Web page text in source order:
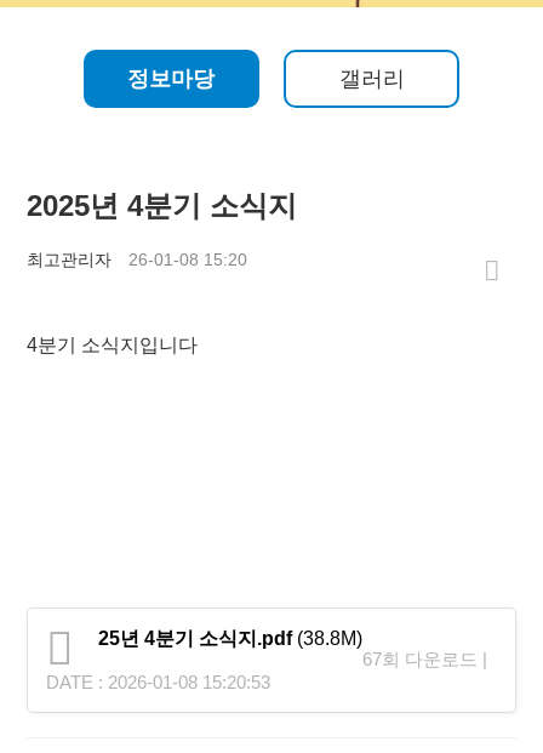
정보마당 갤러리
2025년 4분기 소식지
최고관리자 26-01-08 15:20
4분기 소식지입니다
25년 4분기 소식지.pdf(38.8M)
67회 다운로드 |
DATE : 2026-01-08 15:20:53